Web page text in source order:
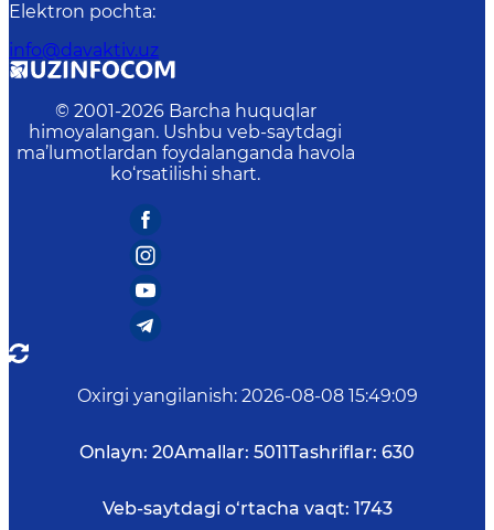
Elektron pochta:
info@davaktiv.uz
© 2001-2026 Barcha huquqlar
himoyalangan. Ushbu veb-saytdagi
ma’lumotlardan foydalanganda havola
ko‘rsatilishi shart.
Oxirgi yangilanish: 2026-08-08 15:49:09
Onlayn: 20Amallar: 5011Tashriflar: 630
Veb-saytdagi o‘rtacha vaqt: 1743